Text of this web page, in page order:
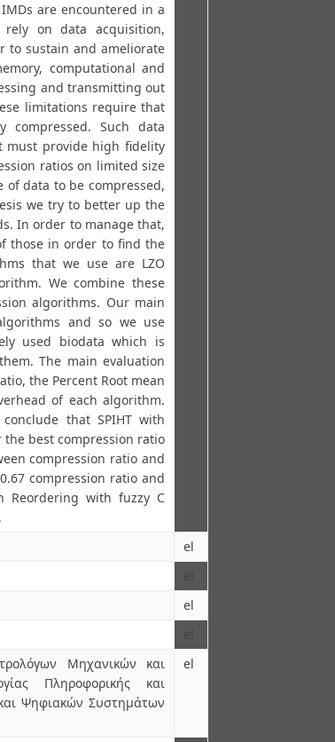
are encountered in a
on data acquisition,
to sustain and ameliorate
computational and
and transmitting out
limitations require that
compressed. Such data
must provide high fidelity
ratios on limited size
data to be compressed,
we try to better up the
In order to manage that,
those in order to find the
that we use are LZO
We combine these
algorithms. Our main
and so we use
used biodata which is
The main evaluation
the Percent Root mean
of each algorithm.
that SPIHT with
best compression ratio
compression ratio and
compression ratio and
Reordering with fuzzy C
el
el
Μηχανικών και
Πληροφορικής και
Ψηφιακών Συστημάτων
el